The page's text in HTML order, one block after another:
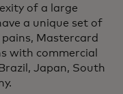
of a large
a unique set of
Mastercard
with commercial
Japan, South